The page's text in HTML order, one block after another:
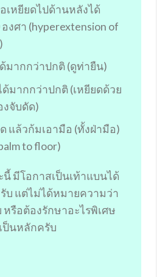
เหยียดไปด้านหลังได้
งศา (hyperextension of
มากกว่าปกติ (ดูท่ายืน)
มากกว่าปกติ (เหยียดด้วย
งจับดัด)
แล้วก้มเอามือ (ทั้งฝ่ามือ)
to floor)
มีโอกาสเป็นเท้าแบนได้
บ แต่ไม่ได้หมายความว่า
หรือต้องรักษาอะไรพิเศษ
ป็นหลักครับ